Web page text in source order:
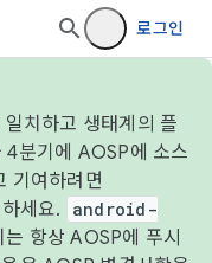
로그인
치하고 생태계의 플
4분기에 AOSP에 소스
기여하려면
세요.
android-
항상 AOSP에 푸시